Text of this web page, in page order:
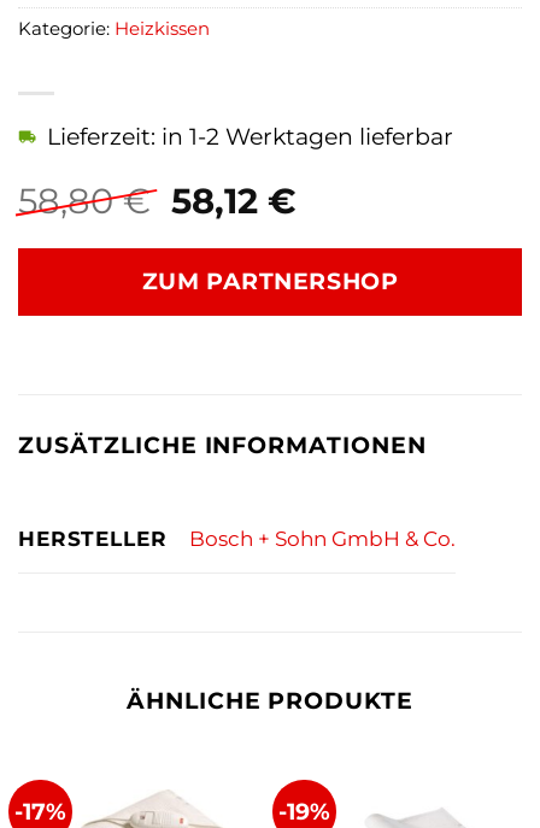
58,80€ Ursprünglicher
Preis
war:
58,80 €
58,12 €Aktueller
ist:
58,12 €.
Lieferzeit: in 1-2 Werktagen lieferbar
ZUM PARTNERSHOP
Kategorie: Heizkissen
ZUSÄTZLICHE INFORMATIONEN
HERSTELLER Bosch + Sohn GmbH & Co.
ÄHNLICHE PRODUKTE
-17% -19%